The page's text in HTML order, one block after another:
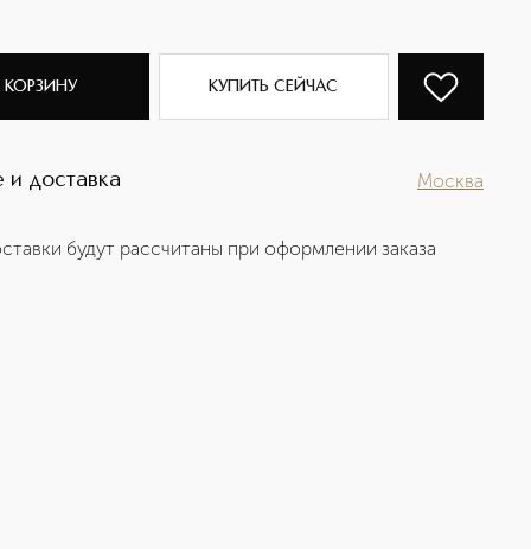
КОРЗИНУ КУПИТЬ СЕЙЧАС
и доставка Москва
будут рассчитаны при оформлении заказа